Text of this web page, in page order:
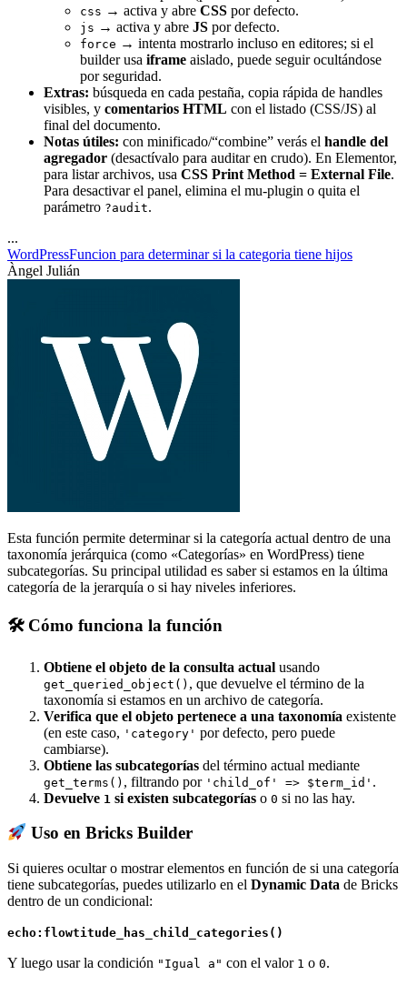
css → activa y abre CSS por defecto.
js → activa y abre JS por defecto.
force → intenta mostrarlo incluso en editores; si el
builder usa iframe aislado, puede seguir ocultándose
por seguridad.
Extras: búsqueda en cada pestaña, copia rápida de handles
visibles, y comentarios HTML con el listado (CSS/JS) al
final del documento.
Notas útiles: con minificado/“combine” verás el handle del
agregador (desactívalo para auditar en crudo). En Elementor,
para listar archivos, usa CSS Print Method = External File.
Para desactivar el panel, elimina el mu‑plugin o quita el
parámetro ?audit.
...
WordPressFuncion para determinar si la categoria tiene hijos
Àngel Julián
Esta función permite determinar si la categoría actual dentro de una
taxonomía jerárquica (como «Categorías» en WordPress) tiene
subcategorías. Su principal utilidad es saber si estamos en la última
categoría de la jerarquía o si hay niveles inferiores.
🛠 Cómo funciona la función
Obtiene el objeto de la consulta actual usando
get_queried_object() , que devuelve el término de la
taxonomía si estamos en un archivo de categoría.
Verifica que el objeto pertenece a una taxonomía existente
(en este caso, 'category' por defecto, pero puede
cambiarse).
Obtiene las subcategorías del término actual mediante
get_terms() , filtrando por 'child_of' => $term_id' .
Devuelve 1 si existen subcategorías o 0 si no las hay.
Uso en Bricks Builder
Si quieres ocultar o mostrar elementos en función de si una categoría
tiene subcategorías, puedes utilizarlo en el Dynamic Data de Bricks
dentro de un condicional:
echo:flowtitude_has_child_categories()
Y luego usar la condición "Igual a" con el valor 1 o 0.